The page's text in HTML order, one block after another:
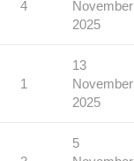
4
November
2025
1
13
November
2025
5